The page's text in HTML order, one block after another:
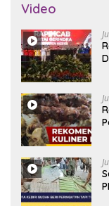
Video